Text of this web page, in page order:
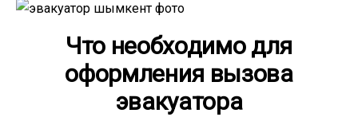
Что необходимо для
оформления вызова
эвакуатора